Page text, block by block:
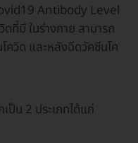
Antibody Level
ที่มี ในร่างกาย สามารถ
ควิด และหลังฉีดวัคซีนโค
ป็น 2 ประเภทได้แก่